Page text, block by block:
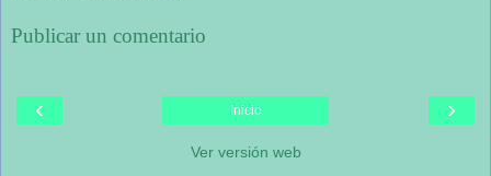
Publicar un comentario
‹ ›
Inicio
Ver versión web